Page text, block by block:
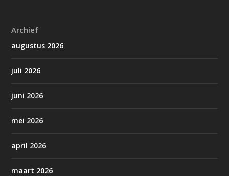
Archief
augustus 2026
juli 2026
juni 2026
mei 2026
april 2026
maart 2026